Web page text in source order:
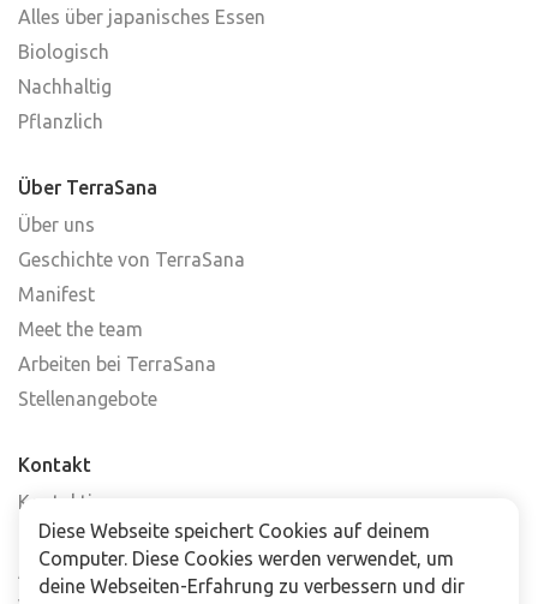
Alles über japanisches Essen
Biologisch
Nachhaltig
Pflanzlich
Über TerraSana
Über uns
Geschichte von TerraSana
Manifest
Meet the team
Arbeiten bei TerraSana
Stellenangebote
Kontakt
Kontaktiere uns
Häufig gestellte Fragen
Abonniere unseren Newsletter
Diese Webseite speichert Cookies auf deinem
Computer. Diese Cookies werden verwendet, um
deine Webseiten-Erfahrung zu verbessern und dir